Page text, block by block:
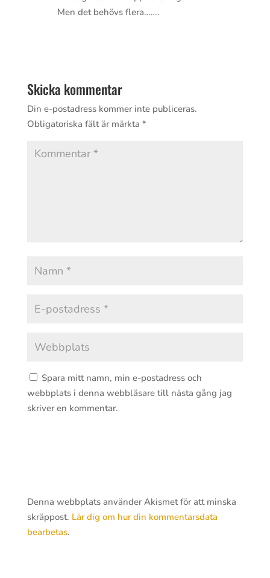
Men det behövs flera…….
Skicka kommentar
Din e-postadress kommer inte publiceras.
Obligatoriska fält är märkta *
Spara mitt namn, min e-postadress och
webbplats i denna webbläsare till nästa gång jag
skriver en kommentar.
Denna webbplats använder Akismet för att minska
skräppost. Lär dig om hur din kommentarsdata
bearbetas.